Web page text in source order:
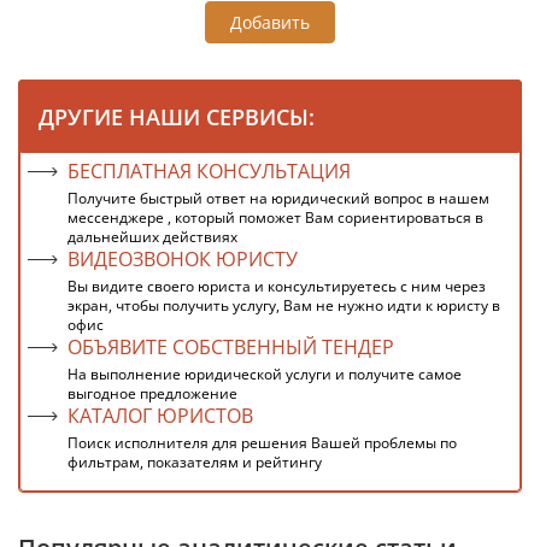
Добавить
ДРУГИЕ НАШИ СЕРВИСЫ:
БЕСПЛАТНАЯ КОНСУЛЬТАЦИЯ
Получите быстрый ответ на юридический вопрос в нашем
мессенджере , который поможет Вам сориентироваться в
дальнейших действиях
ВИДЕОЗВОНОК ЮРИСТУ
Вы видите своего юриста и консультируетесь с ним через
экран, чтобы получить услугу, Вам не нужно идти к юристу в
офис
ОБЪЯВИТЕ СОБСТВЕННЫЙ ТЕНДЕР
На выполнение юридической услуги и получите самое
выгодное предложение
КАТАЛОГ ЮРИСТОВ
Поиск исполнителя для решения Вашей проблемы по
фильтрам, показателям и рейтингу